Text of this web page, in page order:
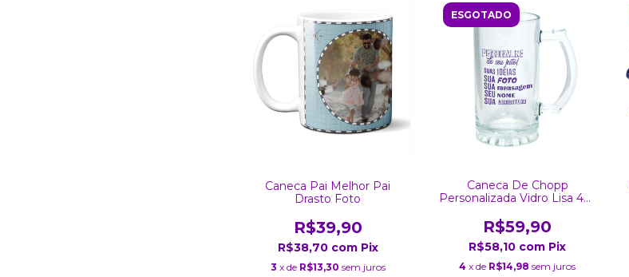
Caneca Pai Melhor Pai
Drasto Foto
R$39,90
R$38,70 com Pix
3 x de R$13,30 sem juros
ESGOTADO
Caneca De Chopp
Personalizada Vidro Lisa 475
R$59,90
R$58,10 com Pix
4 x de R$14,98 sem juros